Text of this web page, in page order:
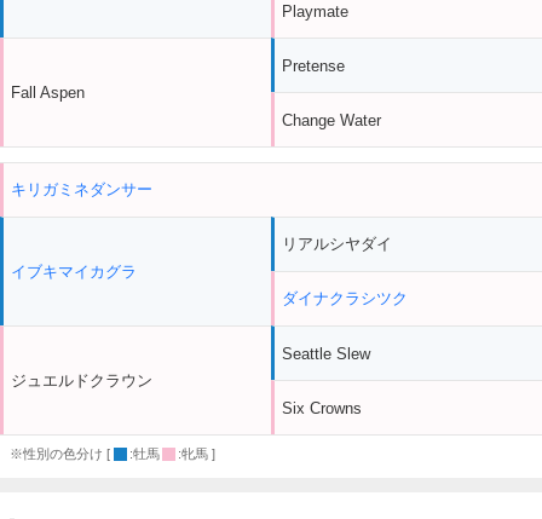
Fall Aspen
Playmate
Pretense
Change Water
キリガミネダンサー
イブキマイカグラ
ジュエルドクラウン
リアルシヤダイ
ダイナクラシツク
Seattle Slew
Six Crowns
※性別の色分け [ :牡馬 :牝馬 ]